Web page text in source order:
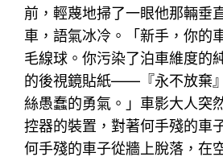
前，輕蔑地掃了一眼他那輛垂
車，語氣冰冷。「新手，你的
毛線球。你污染了泊車維度的
的後視鏡貼紙——『永不放棄
絲愚蠢的勇氣。」車影大人突
控器的裝置，對著何手殘的車
何手殘的車子從牆上脫落，在